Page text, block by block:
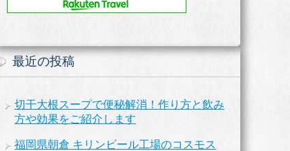
最近の投稿
切干大根スープで便秘解消！作り方と飲み
方や効果をご紹介します
福岡県朝倉 キリンビール工場のコスモス